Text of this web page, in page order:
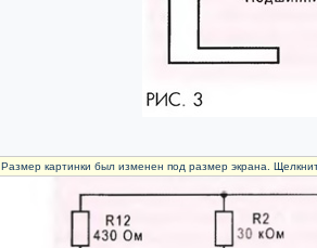
Размер картинки был изменен под размер экрана.